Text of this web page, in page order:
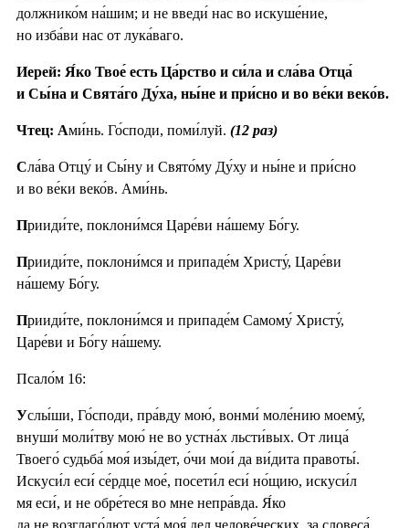
должнико́м на́шим; и не введи́ нас во искуше́ние,
но изба́ви нас от лука́ваго.
Иерей: Я́ко Твое́ есть Ца́рство и си́ла и сла́ва Отца́
и Сы́на и Свята́го Ду́ха, ны́не и при́сно и во ве́ки веко́в.
Чтец: Ами́нь. Го́споди, поми́луй. (12 раз)
Сла́ва Отцу́ и Сы́ну и Свято́му Ду́ху и ны́не и при́сно
и во ве́ки веко́в. Ами́нь.
Прииди́те, поклони́мся Царе́ви на́шему Бо́гу.
Прииди́те, поклони́мся и припаде́м Христу́, Царе́ви
на́шему Бо́гу.
Прииди́те, поклони́мся и припаде́м Самому́ Христу́,
Царе́ви и Бо́гу на́шему.
Псало́м 16:
Услы́ши, Го́споди, пра́вду мою́, вонми́ моле́нию моему́,
внуши́ моли́тву мою́ не во устна́х льсти́вых. От лица́
Твоего́ судьба́ моя́ изы́дет, о́чи мои́ да ви́дита правоты́.
Искуси́л еси́ се́рдце мое́, посети́л еси́ но́щию, искуси́л
мя еси́, и не обре́теся во мне непра́вда. Я́ко
да не возглаго́лют уста́ моя́ дел челове́ческих, за словеса́